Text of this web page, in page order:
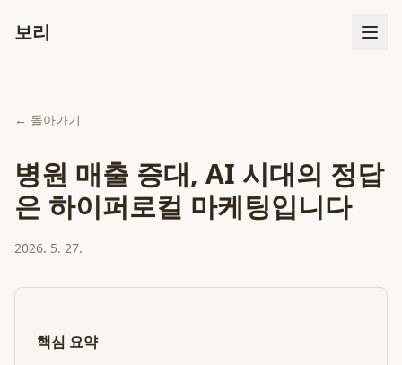
보리
← 돌아가기
병원 매출 증대, AI 시대의 정답
은 하이퍼로컬 마케팅입니다
2026. 5. 27.
핵심 요약